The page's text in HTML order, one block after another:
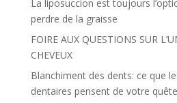
La liposuccion est toujours
perdre de la graisse
FOIRE AUX QUESTIONS SUR
CHEVEUX
Blanchiment des dents: ce que
dentaires pensent de votre